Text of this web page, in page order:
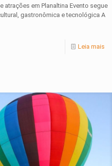
atrações em Planaltina Evento segue
gastronômica e tecnológica A
Leia mais